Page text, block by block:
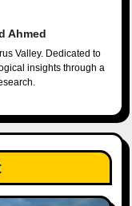
Ahmed
Valley. Dedicated to
insights through a